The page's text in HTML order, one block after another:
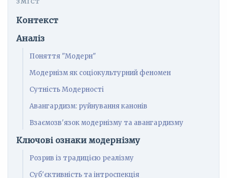
Контекст
Аналіз
Поняття "Модерн"
Модернізм як соціокультурний феномен
Сутність Модерності
Авангардизм: руйнування канонів
Взаємозв'язок модернізму та авангардизму
Ключові ознаки модернізму
Розрив із традицією реалізму
Суб'єктивність та інтроспекція